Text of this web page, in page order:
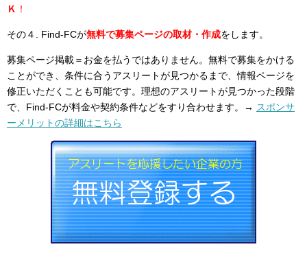
Ｋ ！
その４. Find-FCが無料で募集ページの取材・作成をします。
募集ページ掲載＝お金を払うではありません。無料で募集をかける
ことができ、条件に合うアスリートが見つかるまで、情報ページを
修正いただくことも可能です。理想のアスリートが見つかった段階
で、Find-FCが料金や契約条件などをすり合わせます。→ スポンサ
ーメリットの詳細はこちら